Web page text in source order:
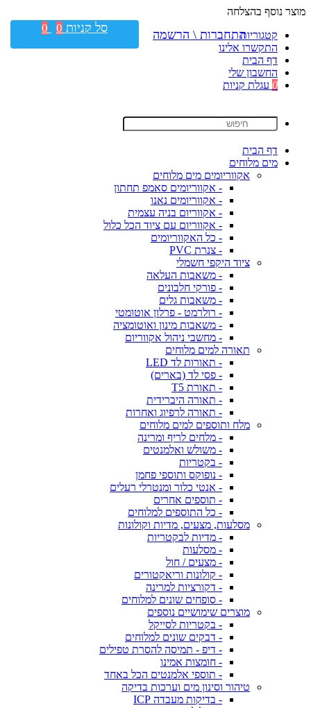
מוצר נוסף בהצלחה
קטגוריות
התקשרו אלינו
דף הבית
החשבון שלי
0 עגלת קניות
דף הבית
מים מלוחים
אקווריומים מים מלוחים
- אקווריומים סאמפ תחתון
- אקווריומים נאנו
- אקווריום בניה עצמית
- אקווריום עם ציוד הכל כלול
- כל האקווריומים
- צנרת PVC
ציוד היקפי חשמלי
- משאבות העלאה
- פורקי חלבונים
- משאבות גלים
- רולרמט - פרלון אוטומטי
- משאבות מינון ואוטומציה
- מחשבי ניהול אקווריום
תאורה למים מלוחים
- תאורות לד LED
- פסי לד (בארים)
- תאורת T5
- תאורה היברידית
- תאורה לרפיוג ואחרות
מלח ותוספים למים מלוחים
- מלחים לריף ומרינה
- משולש ואלמנטים
- בקטריות
- נופוקס ותוספי פחמן
- אנטי כלור ומנטרלי רעלים
- תוספים אחרים
- כל התוספים למלוחים
מסלעות, מצעים, מדיות וקולונות
- מדיות לבקטריות
- מסלעות
- מצעים / חול
- קולונות וריאקטורים
- דקורציות למרינה
- סופחים שונים למלוחים
מוצרים שימושיים נוספים
- בקטריות לסייקל
- דבקים שונים למלוחים
- דיפ - תמיסה להסרת טפילים
- חומצות אמינו
- תוספי אלמנטים הכל באחד
טיהור וסינון מים וערכות בדיקה
- בדיקות מעבדה ICP
התחברות \ הרשמה סל קניות 0
0